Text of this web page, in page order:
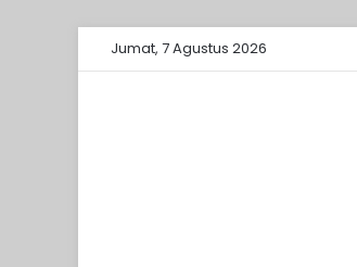
Jumat, 7 Agustus 2026